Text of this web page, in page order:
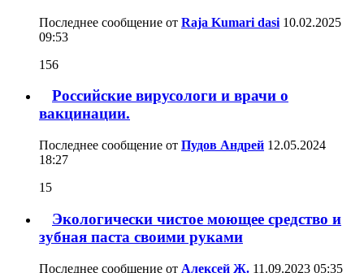
Последнее сообщение от Raja Kumari dasi 10.02.2025
09:53
156
Российские вирусологи и врачи о
вакцинации.
Последнее сообщение от Пудов Андрей 12.05.2024
18:27
15
Экологически чистое моющее средство и
зубная паста своими руками
Последнее сообщение от Алексей Ж. 11.09.2023 05:35